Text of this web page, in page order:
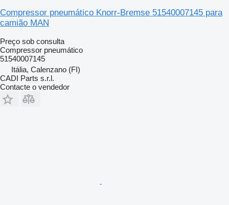
Compressor pneumático Knorr-Bremse 51540007145 para
camião MAN
Preço sob consulta
Compressor pneumático
51540007145
Itália, Calenzano (FI)
CADI Parts s.r.l.
Contacte o vendedor